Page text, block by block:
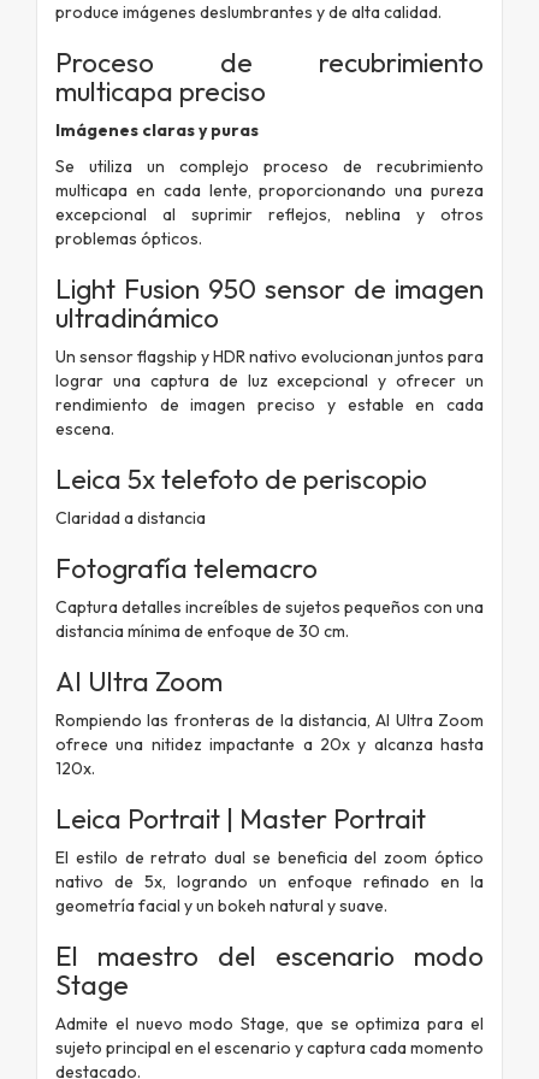
produce imágenes deslumbrantes y de alta calidad.
Proceso de recubrimiento
multicapa preciso
Imágenes claras y puras
Se utiliza un complejo proceso de recubrimiento
multicapa en cada lente, proporcionando una pureza
excepcional al suprimir reflejos, neblina y otros
problemas ópticos.
Light Fusion 950 sensor de imagen
ultradinámico
Un sensor flagship y HDR nativo evolucionan juntos para
lograr una captura de luz excepcional y ofrecer un
rendimiento de imagen preciso y estable en cada
escena.
Leica 5x telefoto de periscopio
Claridad a distancia
Fotografía telemacro
Captura detalles increíbles de sujetos pequeños con una
distancia mínima de enfoque de 30 cm.
AI Ultra Zoom
Rompiendo las fronteras de la distancia, AI Ultra Zoom
ofrece una nitidez impactante a 20x y alcanza hasta
120x.
Leica Portrait | Master Portrait
El estilo de retrato dual se beneficia del zoom óptico
nativo de 5x, logrando un enfoque refinado en la
geometría facial y un bokeh natural y suave.
El maestro del escenario modo
Stage
Admite el nuevo modo Stage, que se optimiza para el
sujeto principal en el escenario y captura cada momento
destacado.